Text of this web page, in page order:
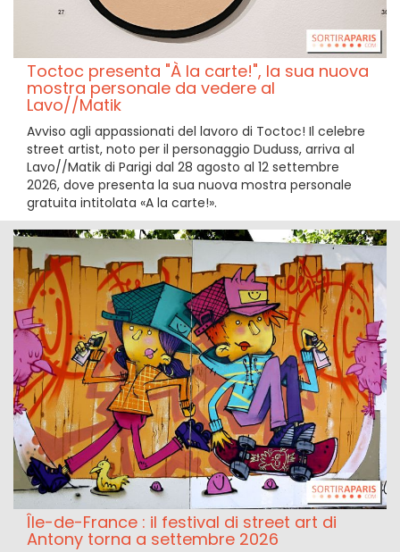
Toctoc presenta "À la carte!", la sua nuova
mostra personale da vedere al
Lavo//Matik
Avviso agli appassionati del lavoro di Toctoc! Il celebre
street artist, noto per il personaggio Duduss, arriva al
Lavo//Matik di Parigi dal 28 agosto al 12 settembre
2026, dove presenta la sua nuova mostra personale
gratuita intitolata «A la carte!».
Île-de-France : il festival di street art di
Antony torna a settembre 2026